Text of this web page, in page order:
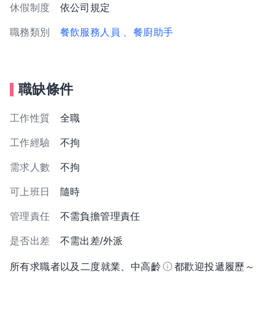
休假制度 依公司規定
職務類別 餐飲服務人員 、餐廚助手
職缺條件
工作性質 全職
工作經驗 不拘
需求人數 不拘
可上班日 隨時
管理責任 不需負擔管理責任
是否出差 不需出差/外派
所有求職者以及二度就業、中高齡 都歡迎投遞履歷～